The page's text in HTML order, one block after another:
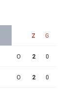
Z G
O 2 0
O 2 0